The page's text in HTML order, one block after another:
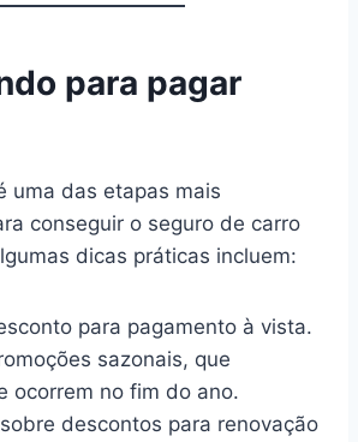
para pagar
uma das etapas mais
conseguir o seguro de carro
dicas práticas incluem:
para pagamento à vista.
sazonais, que
ocorrem no fim do ano.
descontos para renovação